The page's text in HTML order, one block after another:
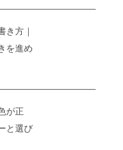
き方｜
を進め
が正
と選び